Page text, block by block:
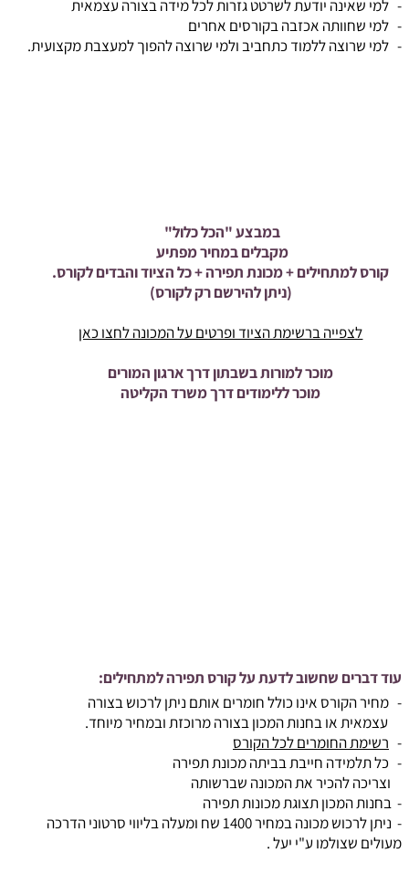
- למי שאינה יודעת לשרטט גזרות לכל מידה בצורה עצמאית
- למי שחוותה אכזבה בקורסים אחרים
- למי שרוצה ללמוד כתחביב ולמי שרוצה להפוך למעצבת מקצועית.
במבצע "הכל כלול"
מקבלים במחיר מפתיע
קורס למתחילים + מכונת תפירה + כל הציוד והבדים לקורס.
(ניתן להירשם רק לקורס)
לצפייה ברשימת הציוד ופרטים על המכונה לחצו כאן
מוכר למורות בשבתון דרך ארגון המורים
מוכר ללימודים דרך משרד הקליטה
עוד דברים שחשוב לדעת על קורס תפירה למתחילים:
- מחיר הקורס אינו כולל חומרים אותם ניתן לרכוש בצורה
עצמאית או בחנות המכון בצורה מרוכזת ובמחיר מיוחד.
- רשימת החומרים לכל הקורס
- כל תלמידה חייבת בביתה מכונת תפירה
וצריכה להכיר את המכונה שברשותה
- בחנות המכוןתצוגת מכונות תפירה
- ניתן לרכוש מכונה במחיר 1400 שח ומעלה בליווי סרטוני הדרכה
מעולים שצולמו ע"י יעל .